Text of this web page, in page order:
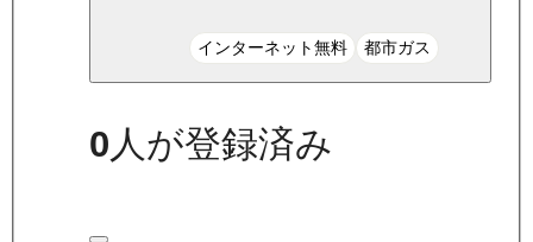
インターネット無料 都市ガス
0人が登録済み